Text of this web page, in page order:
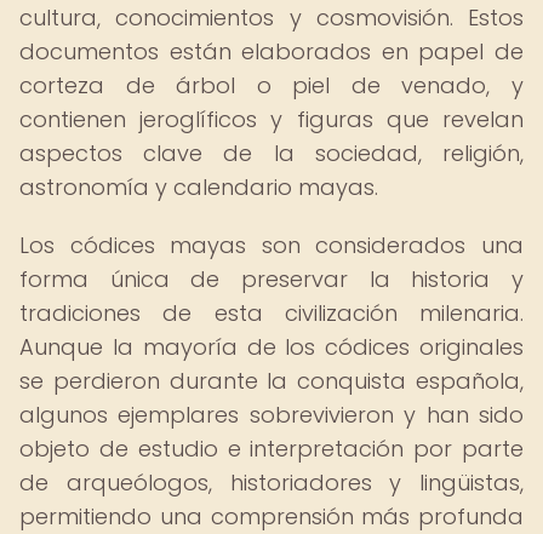
cultura, conocimientos y cosmovisión. Estos
documentos están elaborados en papel de
corteza de árbol o piel de venado, y
contienen jeroglíficos y figuras que revelan
aspectos clave de la sociedad, religión,
astronomía y calendario mayas.
Los códices mayas son considerados una
forma única de preservar la historia y
tradiciones de esta civilización milenaria.
Aunque la mayoría de los códices originales
se perdieron durante la conquista española,
algunos ejemplares sobrevivieron y han sido
objeto de estudio e interpretación por parte
de arqueólogos, historiadores y lingüistas,
permitiendo una comprensión más profunda